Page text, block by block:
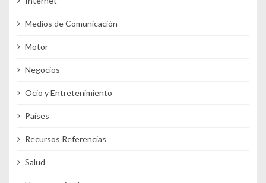
Medios de Comunicación
Motor
Negocios
Ocio y Entretenimiento
Países
Recursos Referencias
Salud